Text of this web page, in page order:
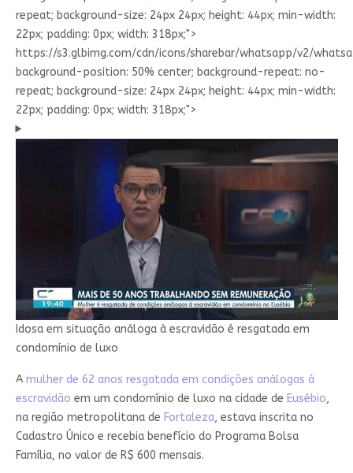
repeat; background-size: 24px 24px; height: 44px; min-width:
22px; padding: 0px; width: 318px;">
https://s3.glbimg.com/cdn/icons/sharebar/whatsapp/v2/
background-position: 50% center; background-repeat: no-
repeat; background-size: 24px 24px; height: 44px; min-width:
22px; padding: 0px; width: 318px;">
Idosa em situação análoga à escravidão é resgatada em
condomínio de luxo
A mulher de 62 anos resgatada em condições análogas à
escravidão em um condomínio de luxo na cidade de Eusébio,
na região metropolitana de Fortaleza, estava inscrita no
Cadastro Único e recebia benefício do Programa Bolsa
Família, no valor de R$ 600 mensais.